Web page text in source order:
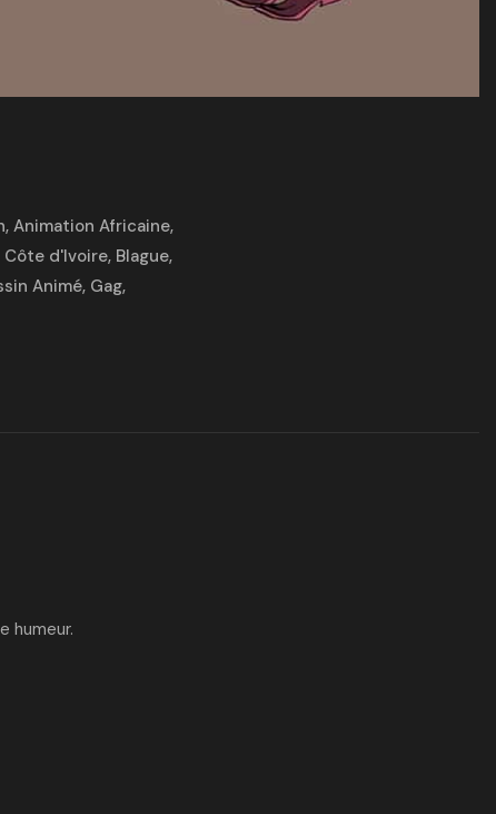
,Animation Africaine,
Côte d'Ivoire, Blague,
Animé, Gag,
humeur.